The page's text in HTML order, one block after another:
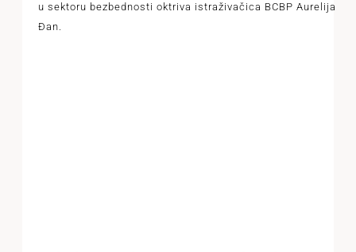
u sektoru bezbednosti oktriva istraživačica BCBP Aurelija
Đan.